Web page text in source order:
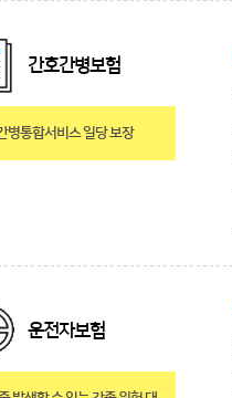
간호간병보험
병통합서비스 일당 보장
운전자보험